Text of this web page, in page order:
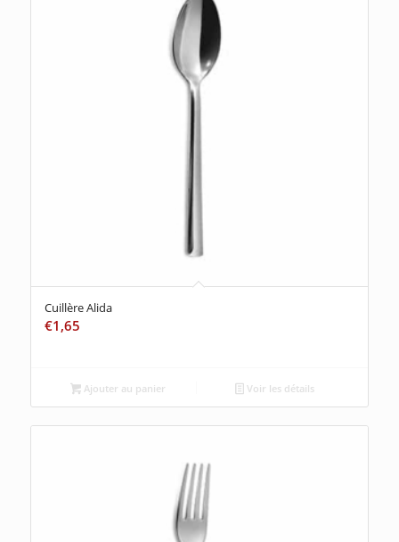
Cuillère Alida
€1,65
Ajouter au panier Voir les détails